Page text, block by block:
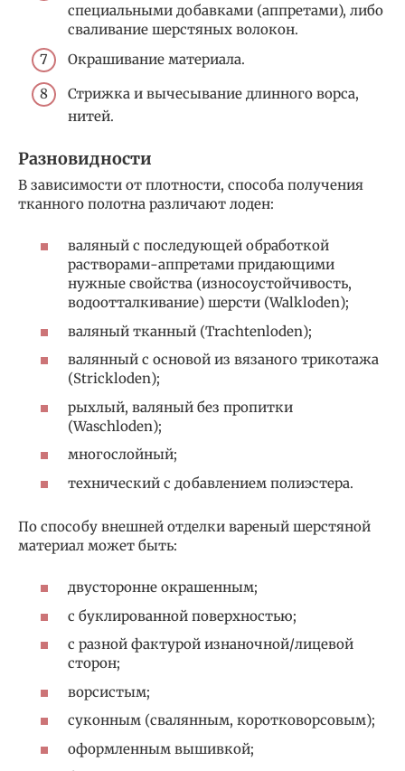
специальными добавками (аппретами), либо
сваливание шерстяных волокон.
Окрашивание материала.
Стрижка и вычесывание длинного ворса,
нитей.
Разновидности
В зависимости от плотности, способа получения
тканного полотна различают лоден:
валяный с последующей обработкой
растворами-аппретами придающими
нужные свойства (износоустойчивость,
водоотталкивание) шерсти (Walkloden);
валяный тканный (Trachtenloden);
валянный с основой из вязаного трикотажа
(Strickloden);
рыхлый, валяный без пропитки
(Waschloden);
многослойный;
технический с добавлением полиэстера.
По способу внешней отделки вареный шерстяной
материал может быть:
двусторонне окрашенным;
с буклированной поверхностью;
с разной фактурой изнаночной/лицевой
сторон;
ворсистым;
суконным (свалянным, коротковорсовым);
оформленным вышивкой;